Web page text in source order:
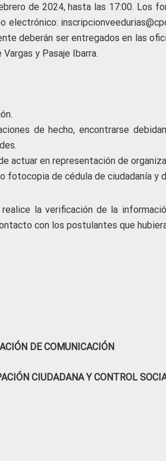
de 2024, hasta las 17:00. Los
deberán ser entregados en las
y Pasaje Ibarra.
de hecho, encontrarse
actuar en representación de
fotocopia de cédula de ciudadanía y
la verificación de la
con los postulantes que
DE COMUNICACIÓN
CIUDADANA Y CONTROL